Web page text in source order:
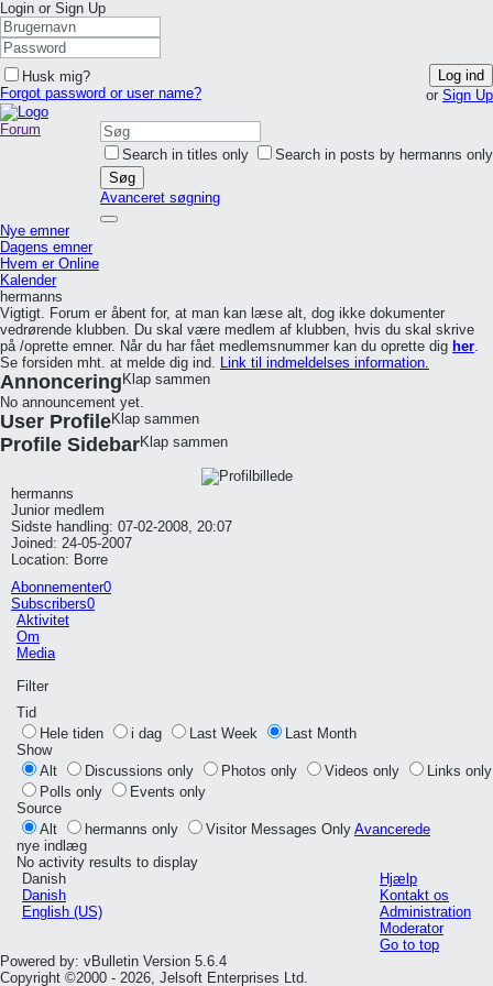
Login or Sign Up
Husk mig?
Log ind
Forgot password or user name?
or Sign Up
Search in titles only
Search in posts by hermanns only
Søg
Avanceret søgning
Forum
Nye emner
Dagens emner
Hvem er Online
Kalender
hermanns
Vigtigt. Forum er åbent for, at man kan læse alt, dog ikke dokumenter
vedrørende klubben. Du skal være medlem af klubben, hvis du skal skrive
på /oprette emner. Når du har fået medlemsnummer kan du oprette dig her.
Se forsiden mht. at melde dig ind. Link til indmeldelses information.
Annoncering Klap sammen
No announcement yet.
User ProfileKlap sammen
Profile SidebarKlap sammen
hermanns
Junior medlem
Sidste handling: 07-02-2008, 20:07
Joined: 24-05-2007
Location: Borre
Abonnementer0
Subscribers0
Aktivitet
Om
Media
Filter
Tid
Hele tiden
i dag Last Week
Last Month
Show
Alt
Discussions only Photos only Videos only
Links only
Polls only
Events only
Source
Alt
hermanns only Visitor Messages Only Avancerede
nye indlæg
No activity results to display
Danish
Danish
English (US)
Hjælp
Kontakt os
Administration
Moderator
Go to top
Powered by: vBulletin Version 5.6.4
Copyright ©2000 - 2026, Jelsoft Enterprises Ltd.